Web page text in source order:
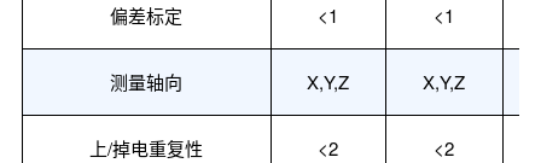
偏差标定 <1 <1
测量轴向 X,Y,Z X,Y,Z
上/掉电重复性 <2 <2